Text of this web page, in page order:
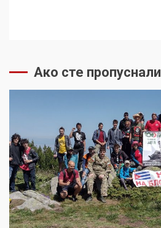
Ако сте пропуснали